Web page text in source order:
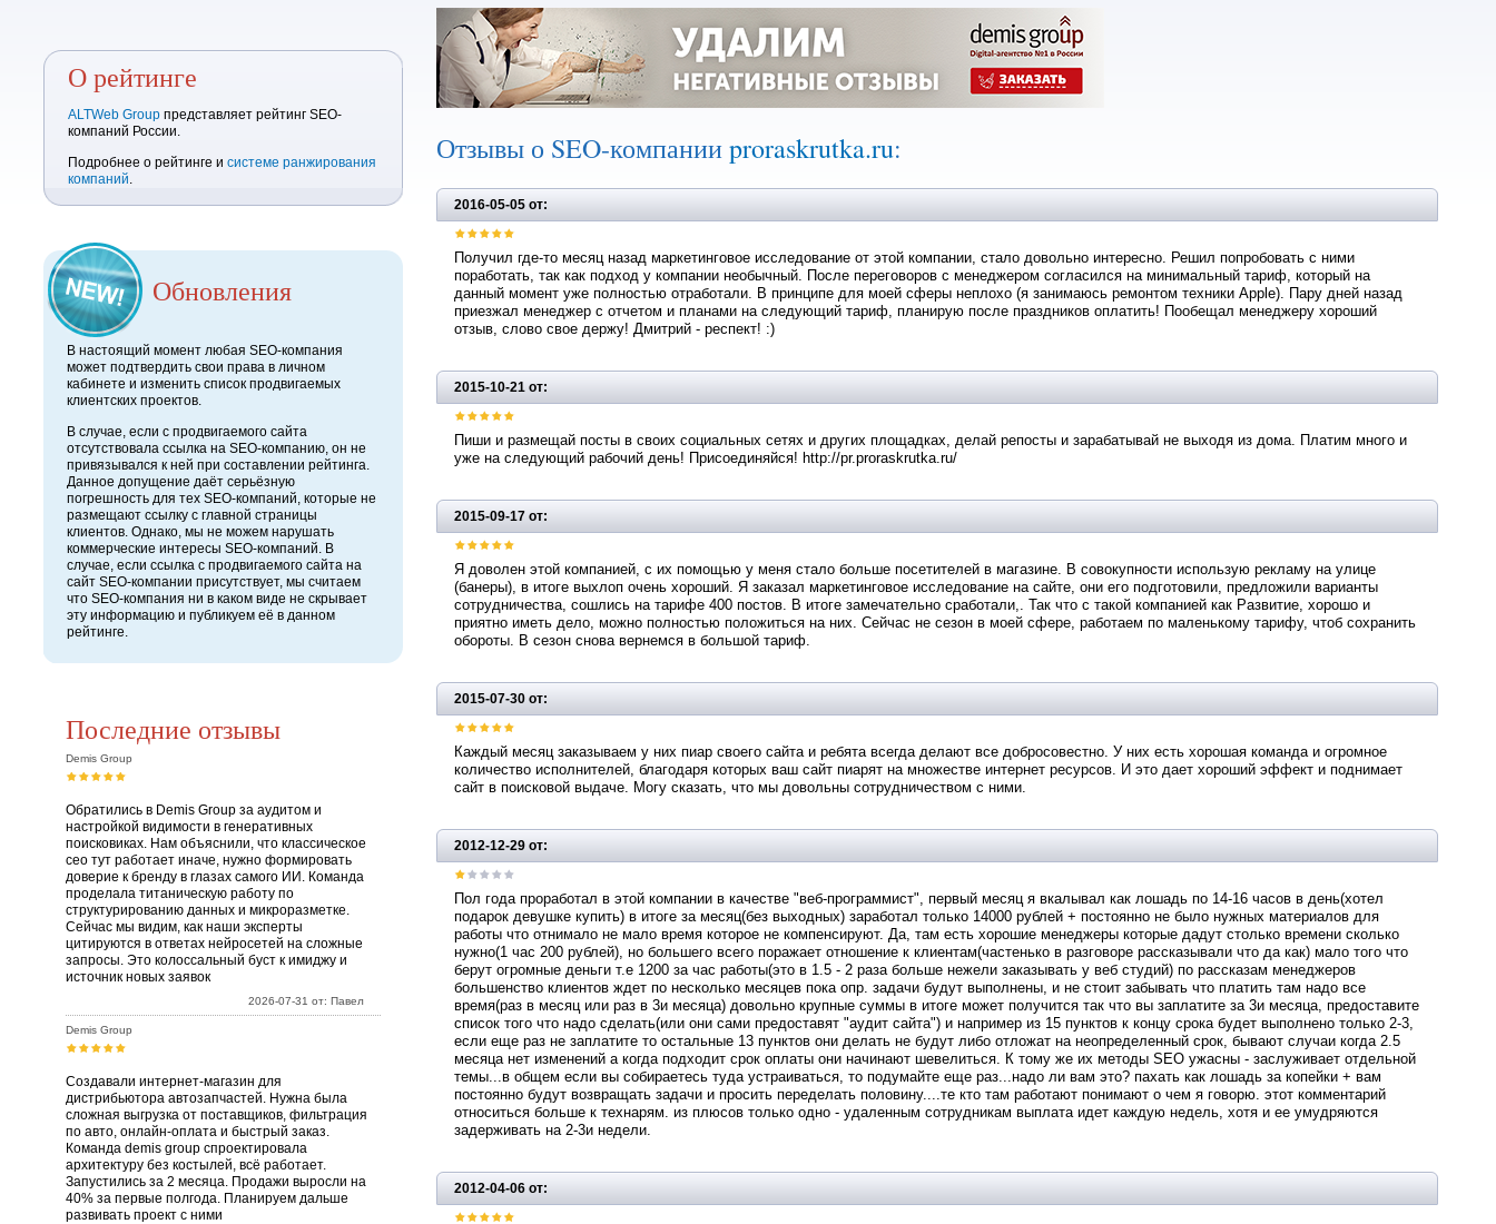
О рейтинге
ALTWeb Group представляет рейтинг SEO-
компаний России.
Подробнее о рейтинге и системе ранжирования
компаний.
Обновления
В настоящий момент любая SEO-компания
может подтвердить свои права в личном
кабинете и изменить список продвигаемых
клиентских проектов.
В случае, если с продвигаемого сайта
отсутствовала ссылка на SEO-компанию, он не
привязывался к ней при составлении рейтинга.
Данное допущение даёт серьёзную
погрешность для тех SEO-компаний, которые не
размещают ссылку с главной страницы
клиентов. Однако, мы не можем нарушать
коммерческие интересы SEO-компаний. В
случае, если ссылка с продвигаемого сайта на
сайт SEO-компании присутствует, мы считаем
что SEO-компания ни в каком виде не скрывает
эту информацию и публикуем её в данном
рейтинге.
Последние отзывы
Demis Group
Обратились в Demis Group за аудитом и
настройкой видимости в генеративных
поисковиках. Нам объяснили, что классическое
сео тут работает иначе, нужно формировать
доверие к бренду в глазах самого ИИ. Команда
проделала титаническую работу по
структурированию данных и микроразметке.
Сейчас мы видим, как наши эксперты
цитируются в ответах нейросетей на сложные
запросы. Это колоссальный буст к имиджу и
источник новых заявок
2026-07-31 от: Павел
Demis Group
Создавали интернет-магазин для
дистрибьютора автозапчастей. Нужна была
сложная выгрузка от поставщиков, фильтрация
по авто, онлайн-оплата и быстрый заказ.
Команда demis group спроектировала
архитектуру без костылей, всё работает.
Запустились за 2 месяца. Продажи выросли на
40% за первые полгода. Планируем дальше
развивать проект с ними
Отзывы о SEO-компанииproraskrutka.ru:
2016-05-05 от:
Получил где-то месяц назад маркетинговое исследование от этой компании, стало довольно интересно. Решил попробовать с ними
поработать, так как подход у компании необычный. После переговоров с менеджером согласился на минимальный тариф, который на
данный момент уже полностью отработали. В принципе для моей сферы неплохо (я занимаюсь ремонтом техники Apple). Пару дней назад
приезжал менеджер с отчетом и планами на следующий тариф, планирую после праздников оплатить! Пообещал менеджеру хороший
отзыв, слово свое держу! Дмитрий - респект! :)
2015-10-21 от:
Пиши и размещай посты в своих социальных сетях и других площадках, делай репосты и зарабатывай не выходя из дома. Платим много и
уже на следующий рабочий день! Присоединяйся! http://pr.proraskrutka.ru/
2015-09-17 от:
Я доволен этой компанией, с их помощью у меня стало больше посетителей в магазине. В совокупности использую рекламу на улице
(банеры), в итоге выхлоп очень хороший. Я заказал маркетинговое исследование на сайте, они его подготовили, предложили варианты
сотрудничества, сошлись на тарифе 400 постов. В итоге замечательно сработали,. Так что с такой компанией как Развитие, хорошо и
приятно иметь дело, можно полностью положиться на них. Сейчас не сезон в моей сфере, работаем по маленькому тарифу, чтоб сохранить
обороты. В сезон снова вернемся в большой тариф.
2015-07-30 от:
Каждый месяц заказываем у них пиар своего сайта и ребята всегда делают все добросовестно. У них есть хорошая команда и огромное
количество исполнителей, благодаря которых ваш сайт пиарят на множестве интернет ресурсов. И это дает хороший эффект и поднимает
сайт в поисковой выдаче. Могу сказать, что мы довольны сотрудничеством с ними.
2012-12-29 от:
Пол года проработал в этой компании в качестве "веб-программист", первый месяц я вкалывал как лошадь по 14-16 часов в день(хотел
подарок девушке купить) в итоге за месяц(без выходных) заработал только 14000 рублей + постоянно не было нужных материалов для
работы что отнимало не мало время которое не компенсируют. Да, там есть хорошие менеджеры которые дадут столько времени сколько
нужно(1 час 200 рублей), но большего всего поражает отношение к клиентам(частенько в разговоре рассказывали что да как) мало того что
берут огромные деньги т.е 1200 за час работы(это в 1.5 - 2 раза больше нежели заказывать у веб студий) по рассказам менеджеров
большенство клиентов ждет по несколько месяцев пока опр. задачи будут выполнены, и не стоит забывать что платить там надо все
время(раз в месяц или раз в 3и месяца) довольно крупные суммы в итоге может получится так что вы заплатите за 3и месяца, предоставите
список того что надо сделать(или они сами предоставят "аудит сайта") и например из 15 пунктов к концу срока будет выполнено только 2-3,
если еще раз не заплатите то остальные 13 пунктов они делать не будут либо отложат на неопределенный срок, бывают случаи когда 2.5
месяца нет изменений а когда подходит срок оплаты они начинают шевелиться. К тому же их методы SEO ужасны - заслуживает отдельной
темы...в общем если вы собираетесь туда устраиваться, то подумайте еще раз...надо ли вам это? пахать как лошадь за копейки + вам
постоянно будут возвращать задачи и просить переделать половину....те кто там работают понимают о чем я говорю. этот комментарий
относиться больше к технарям. из плюсов только одно - удаленным сотрудникам выплата идет каждую недель, хотя и ее умудряются
задерживать на 2-3и недели.
2012-04-06 от: